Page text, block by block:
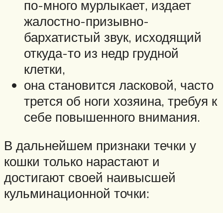
по-много мурлыкает, издает
жалостно-призывно-
бархатистый звук, исходящий
откуда-то из недр грудной
клетки,
она становится ласковой, часто
трется об ноги хозяина, требуя к
себе повышенного внимания.
В дальнейшем признаки течки у
кошки только нарастают и
достигают своей наивысшей
кульминационной точки: